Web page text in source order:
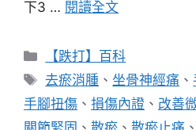
下3 … 閱讀全文
分
類
【跌打】百科
標
籤
去瘀消腫 、坐骨神經痛 、
手腳扭傷 、 損傷內證 、 改善